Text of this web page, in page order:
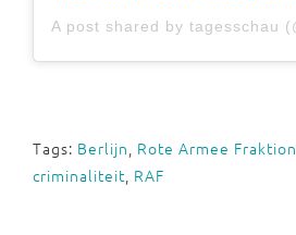
Tags: Berlijn Rote Armee Fraktion
criminaliteit RAF